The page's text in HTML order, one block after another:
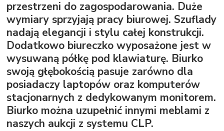
przestrzeni do zagospodarowania. Duże
wymiary sprzyjają pracy biurowej. Szuflady
nadają elegancji i stylu całej konstrukcji.
Dodatkowo biureczko wyposażone jest w
wysuwaną półkę pod klawiaturę. Biurko
swoją głębokością pasuje zarówno dla
posiadaczy laptopów oraz komputerów
stacjonarnych z dedykowanym monitorem.
Biurko można uzupełnić innymi meblami z
naszych aukcji z systemu CLP.